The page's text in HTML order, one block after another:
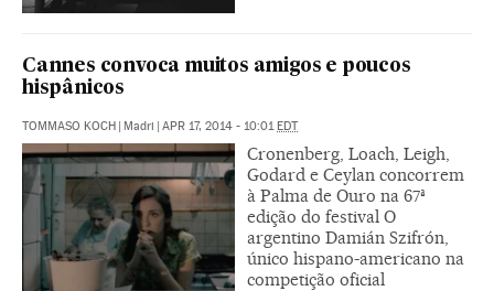
Cannes convoca muitos amigos e poucos
hispânicos
TOMMASO KOCH | Madri | APR 17, 2014 - 10:01EDT
Cronenberg, Loach, Leigh,
Godard e Ceylan concorrem
à Palma de Ouro na 67ª
edição do festival O
argentino Damián Szifrón,
único hispano-americano na
competição oficial